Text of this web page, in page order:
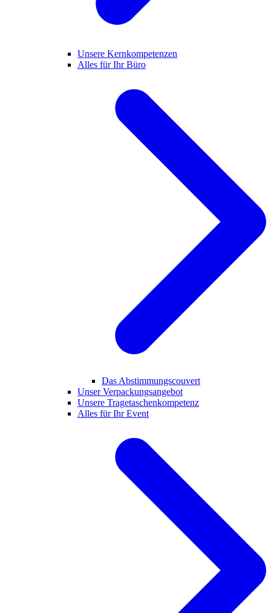
Unsere Kernkompetenzen
Alles für Ihr Büro
Das Abstimmungscouvert
Unser Verpackungsangebot
Unsere Tragetaschenkompetenz
Alles für Ihr Event